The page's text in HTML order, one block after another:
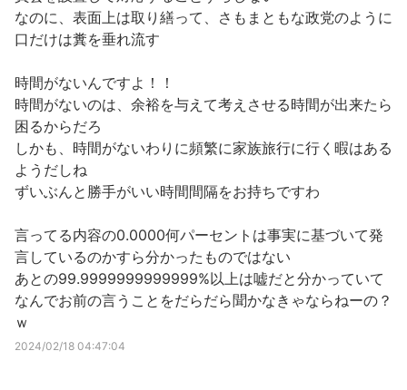
なのに、表面上は取り繕って、さもまともな政党のように
口だけは糞を垂れ流す
時間がないんですよ！！
時間がないのは、余裕を与えて考えさせる時間が出来たら
困るからだろ
しかも、時間がないわりに頻繁に家族旅行に行く暇はある
ようだしね
ずいぶんと勝手がいい時間間隔をお持ちですわ
言ってる内容の0.0000何パーセントは事実に基づいて発
言しているのかすら分かったものではない
あとの99.9999999999999%以上は嘘だと分かっていて
なんでお前の言うことをだらだら聞かなきゃならねーの？
ｗ
2024/02/18 04:47:04